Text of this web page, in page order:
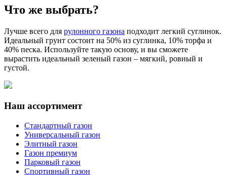
Что же выбрать?
Лучше всего для рулонного газона подходит легкий суглинок.
Идеальный грунт состоит на 50% из суглинка, 10% торфа и
40% песка. Используйте такую основу, и вы сможете
вырастить идеальный зеленый газон – мягкий, ровный и
густой.
Наш ассортимент
Стандартный газон
Универсальный газон
Элитный газон
Газон премиум
Парковый газон
Спортивный газон